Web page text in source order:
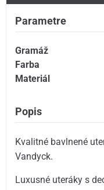
Parametre
Gramáž
Farba
Materiál
Popis
Kvalitné bavlnené
Vandyck.
Luxusné uteráky s